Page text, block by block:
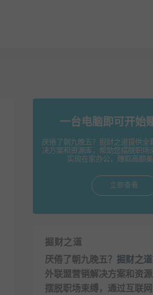
一台电脑即可开始
厌倦了朝九晚五？掘财之道提供全
决方案和资源库，帮助您摆脱职场
实现在家办公，赚取高额美
立即查看
掘财之道
厌倦了朝九晚五？ 掘财之道
外联盟营销解决方案和资
摆脱职场束缚，通过互联